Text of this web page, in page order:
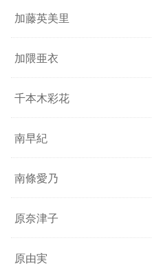
加藤英美里
加隈亜衣
千本木彩花
南早紀
南條愛乃
原奈津子
原由実